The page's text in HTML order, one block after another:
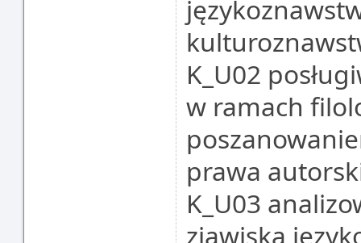
K_U02
w ramach
prawa
K_U03
zjawiska